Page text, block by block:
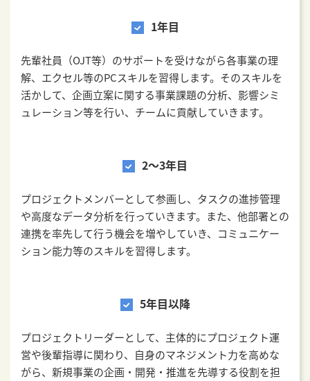
1年目
先輩社員（OJT等）のサポートを受けながら各事業の理
解、エクセル等のPCスキルを習得します。そのスキルを
活かして、企画立案に関する事業課題の分析、影響シミ
ュレーション等を行い、チームに貢献していきます。
2～3年目
プロジェクトメンバーとして参画し、タスクの進捗管理
や高度なデータ分析を行っていきます。また、他部署との
連携を率先して行う機会を増やしていき、コミュニケー
ション能力等のスキルを習得します。
5年目以降
プロジェクトリーダーとして、主体的にプロジェクト運
営や後輩指導に関わり、自身のマネジメント力を高めな
がら、新規事業の企画・開発・推進を先導する役割を担